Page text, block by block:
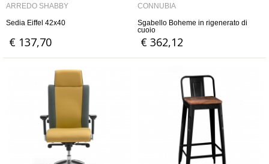
ARREDO SHABBY
Sedia Eiffel 42x40
€ 137,70
CONNUBIA
Sgabello Boheme in rigenerato di
cuoio
€ 362,12